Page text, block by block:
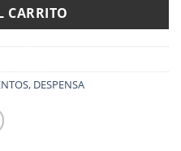
CARRITO
, DESPENSA